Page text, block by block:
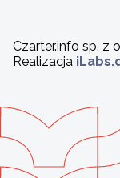
Czarter.info sp. z
Realizacja